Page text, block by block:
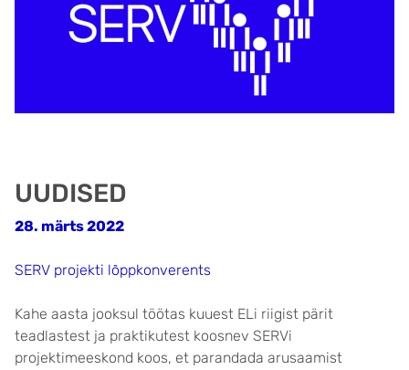
UUDISED
28. märts 2022
SERV projekti lõppkonverents
Kahe aasta jooksul töötas kuuest ELi riigist pärit
teadlastest ja praktikutest koosnev SERVi
projektimeeskond koos, et parandada arusaamist